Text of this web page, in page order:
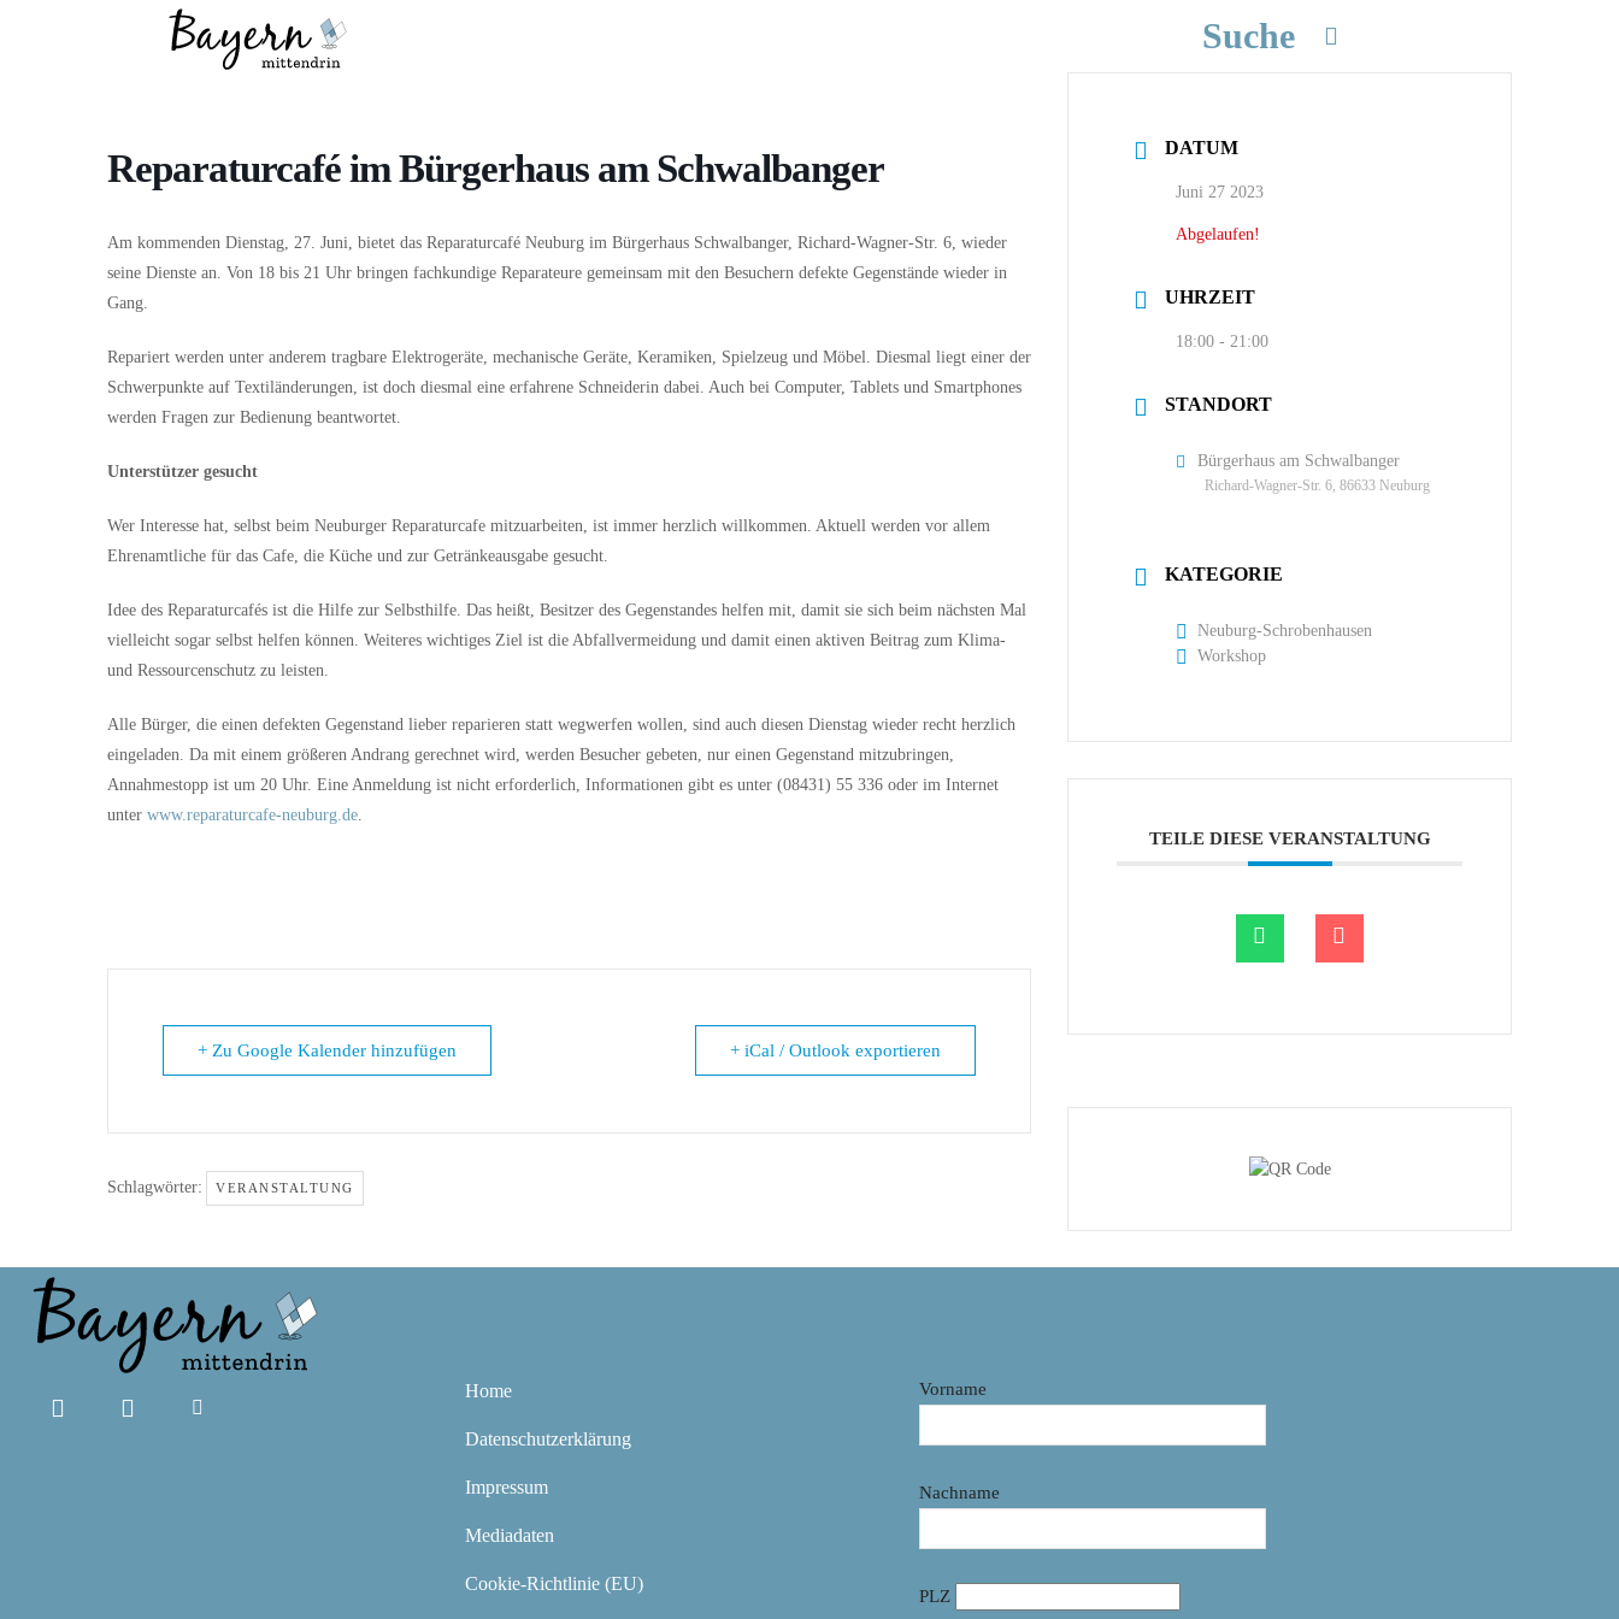
Suche
Reparaturcafé im Bürgerhaus am Schwalbanger
Am kommenden Dienstag, 27. Juni, bietet das Reparaturcafé Neuburg im Bürgerhaus Schwalbanger, Richard-Wagner-Str. 6, wieder
seine Dienste an. Von 18 bis 21 Uhr bringen fachkundige Reparateure gemeinsam mit den Besuchern defekte Gegenstände wieder in
Gang.
Repariert werden unter anderem tragbare Elektrogeräte, mechanische Geräte, Keramiken, Spielzeug und Möbel. Diesmal liegt einer der
Schwerpunkte auf Textiländerungen, ist doch diesmal eine erfahrene Schneiderin dabei. Auch bei Computer, Tablets und Smartphones
werden Fragen zur Bedienung beantwortet.
Unterstützer gesucht
Wer Interesse hat, selbst beim Neuburger Reparaturcafe mitzuarbeiten, ist immer herzlich willkommen. Aktuell werden vor allem
Ehrenamtliche für das Cafe, die Küche und zur Getränkeausgabe gesucht.
Idee des Reparaturcafés ist die Hilfe zur Selbsthilfe. Das heißt, Besitzer des Gegenstandes helfen mit, damit sie sich beim nächsten Mal
vielleicht sogar selbst helfen können. Weiteres wichtiges Ziel ist die Abfallvermeidung und damit einen aktiven Beitrag zum Klima-
und Ressourcenschutz zu leisten.
Alle Bürger, die einen defekten Gegenstand lieber reparieren statt wegwerfen wollen, sind auch diesen Dienstag wieder recht herzlich
eingeladen. Da mit einem größeren Andrang gerechnet wird, werden Besucher gebeten, nur einen Gegenstand mitzubringen,
Annahmestopp ist um 20 Uhr. Eine Anmeldung ist nicht erforderlich, Informationen gibt es unter (08431) 55 336 oder im Internet
unter www.reparaturcafe-neuburg.de.
+ Zu Google Kalender hinzufügen + iCal / Outlook exportieren
Schlagwörter: VERANSTALTUNG
DATUM
Juni 27 2023
Abgelaufen!
UHRZEIT
18:00 - 21:00
STANDORT
Bürgerhaus am Schwalbanger
Richard-Wagner-Str. 6, 86633 Neuburg
KATEGORIE
Neuburg-Schrobenhausen
Workshop
TEILE DIESE VERANSTALTUNG
Home
Datenschutzerklärung
Impressum
Mediadaten
Cookie-Richtlinie (EU)
Vorname
Nachname
PLZ